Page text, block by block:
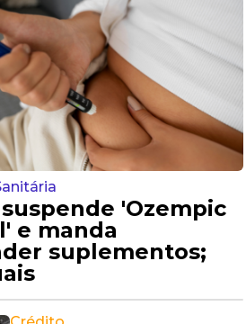
Feed RSS
Assine via email
Seguir a discussão
Comentários
Logando...
Orcreate an account